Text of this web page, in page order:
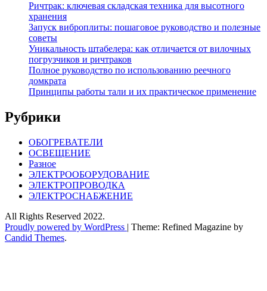
Ричтрак: ключевая складская техника для высотного
хранения
Запуск виброплиты: пошаговое руководство и полезные
советы
Уникальность штабелера: как отличается от вилочных
погрузчиков и ричтраков
Полное руководство по использованию реечного
домкрата
Принципы работы тали и их практическое применение
Рубрики
ОБОГРЕВАТЕЛИ
ОСВЕЩЕНИЕ
Разное
ЭЛЕКТРООБОРУДОВАНИЕ
ЭЛЕКТРОПРОВОДКА
ЭЛЕКТРОСНАБЖЕНИЕ
All Rights Reserved 2022.
Proudly powered by WordPress | Theme: Refined Magazine by
Candid Themes.